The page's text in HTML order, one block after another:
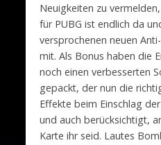
Neuigkeiten zu
für PUBG ist endlich da
versprochenen neuen
mit. Als Bonus haben die
noch einen verbesserten
gepackt, der nun die
Effekte beim Einschlag
und auch berücksichtigt,
Karte ihr seid. Lautes